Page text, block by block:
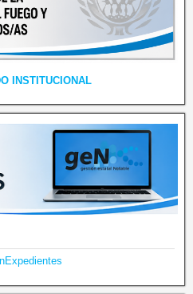
INSTITUCIONAL